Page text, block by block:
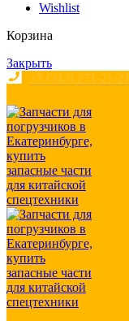
Wishlist
Корзина
Закрыть
+7 (343) 271-21-21